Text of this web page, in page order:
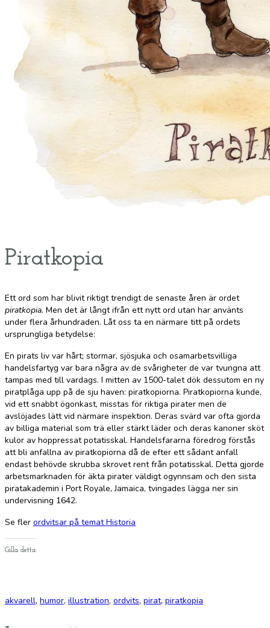
Piratkopia
Ett ord som har blivit riktigt trendigt de senaste åren är ordet
piratkopia. Men det är långt ifrån ett nytt ord utan har använts
under flera århundraden. Låt oss ta en närmare titt på ordets
ursprungliga betydelse:
En pirats liv var hårt; stormar, sjösjuka och osamarbetsvilliga
handelsfartyg var bara några av de svårigheter de var tvungna att
tampas med till vardags. I mitten av 1500-talet dök dessutom en ny
piratplåga upp på de sju haven: piratkopiorna. Piratkopiorna kunde,
vid ett snabbt ögonkast, misstas för riktiga pirater men de
avslöjades lätt vid närmare inspektion. Deras svärd var ofta gjorda
av billiga material som trä eller stärkt läder och deras kanoner sköt
kulor av hoppressat potatisskal. Handelsfararna föredrog förstås
att bli anfallna av piratkopiorna då de efter ett sådant anfall
endast behövde skrubba skrovet rent från potatisskal. Detta gjorde
arbetsmarknaden för äkta pirater väldigt ogynnsam och den sista
piratakademin i Port Royale, Jamaica, tvingades lägga ner sin
undervisning 1642.
Se fler ordvitsar på temat Historia
Gilla detta:
akvarell, humor, illustration, ordvits, pirat, piratkopia